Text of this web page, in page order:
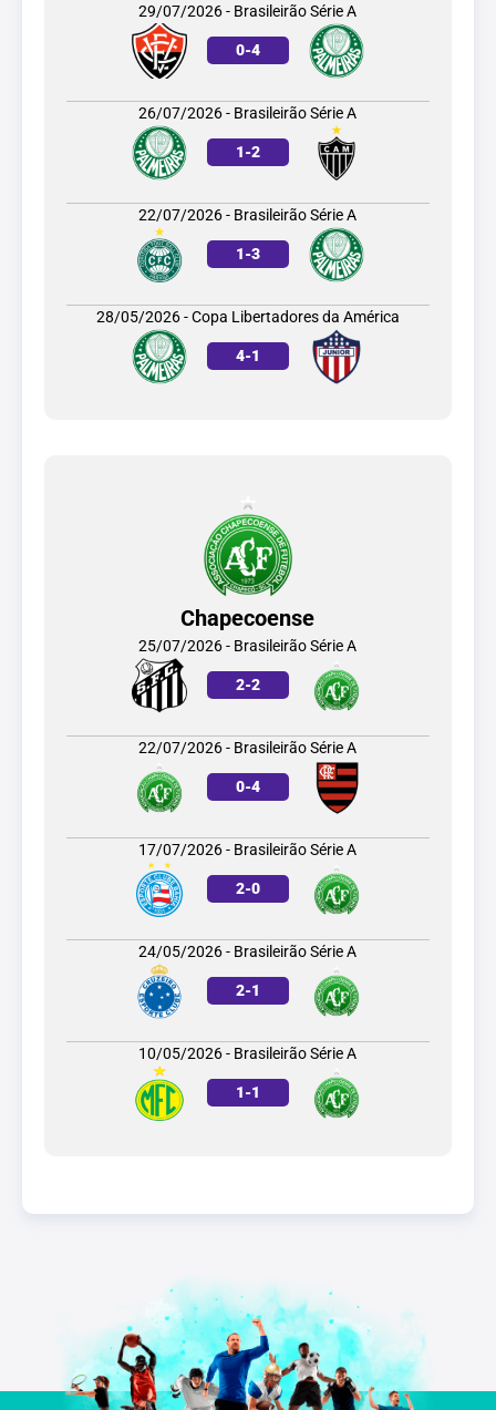
29/07/2026 - Brasileirão Série A
0-4
26/07/2026 - Brasileirão Série A
1-2
22/07/2026 - Brasileirão Série A
1-3
28/05/2026 - Copa Libertadores da América
4-1
Chapecoense
25/07/2026 - Brasileirão Série A
2-2
22/07/2026 - Brasileirão Série A
0-4
17/07/2026 - Brasileirão Série A
2-0
24/05/2026 - Brasileirão Série A
2-1
10/05/2026 - Brasileirão Série A
1-1